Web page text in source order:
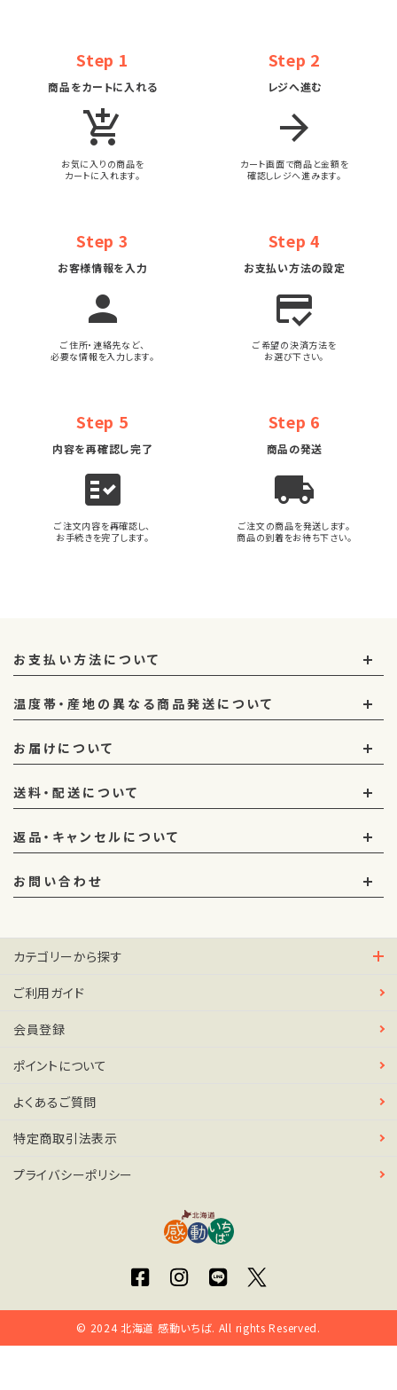
Step 1
商品をカートに入れる
add_shopping_cart
お気に入りの商品を
カートに入れます。
Step 2
レジへ進む
arrow_forward
カート画面で商品と金額を
確認しレジへ進みます。
Step 3
お客様情報を入力
person
ご住所・連絡先など、
必要な情報を入力します。
Step 4
お支払い方法の設定
credit_score
ご希望の決済方法を
お選び下さい。
Step 5
内容を再確認し完了
fact_check
ご注文内容を再確認し、
お手続きを完了します。
Step 6
商品の発送
local_shipping
ご注文の商品を発送します。
商品の到着をお待ち下さい。
お支払い方法について
送料・配送について
返品・キャンセルについて
お問い合わせ
温度帯・産地の異なる商品発送について
お届けについて
カテゴリーから探す
ご利用ガイド
会員登録
ポイントについて
よくあるご質問
特定商取引法表示
プライバシーポリシー
© 2024 北海道 感動いちば. All rights Reserved.